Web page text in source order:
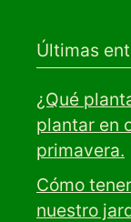
Últimas
¿Qué
plantar en
primavera.
Cómo
nuestro